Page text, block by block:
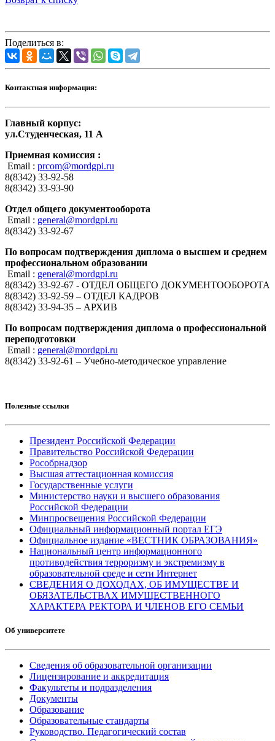
Поделиться в:
Контактная информация:
Главный корпус:
ул.Студенческая, 11 А
Приемная комиссия :
Email : prcom@mordgpi.ru
8(8342) 33-92-58
8(8342) 33-93-90
Отдел общего документооборота
Email : general@mordgpi.ru
8(8342) 33-92-67
По вопросам подтверждения диплома о высшем и среднем
профессиональном образовании
Email : general@mordgpi.ru
8(8342) 33-92-67 - ОТДЕЛ ОБЩЕГО ДОКУМЕНТООБОРОТА
8(8342) 33-92-59 – ОТДЕЛ КАДРОВ
8(8342) 33-94-35 – АРХИВ
По вопросам подтверждения диплома о профессиональной
переподготовки
Email : general@mordgpi.ru
8(8342) 33-92-61 – Учебно-методическое управление
Полезные ссылки
Президент Российской Федерации
Правительство Российской Федерации
Рособрнадзор
Высшая аттестационная комиссия
Государственные услуги
Министерство науки и высшего образования
Российской Федерации
Минпросвещения Российской Федерации
Официальный информационный портал ЕГЭ
Официальное издание «ВЕСТНИК ОБРАЗОВАНИЯ»
Национальный центр информационного
противодействия терроризму и экстремизму в
образовательной среде и сети Интернет
СВЕДЕНИЯ О ДОХОДАХ, ОБ ИМУЩЕСТВЕ И
ОБЯЗАТЕЛЬСТВАХ ИМУЩЕСТВЕННОГО
ХАРАКТЕРА РЕКТОРА И ЧЛЕНОВ ЕГО СЕМЬИ
Об университете
Сведения об образовательной организации
Лицензирование и аккредитация
Факультеты и подразделения
Документы
Образование
Образовательные стандарты
Руководство. Педагогический состав